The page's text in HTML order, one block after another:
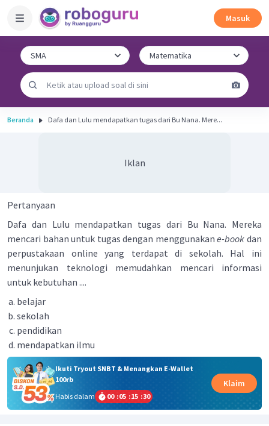
Masuk
Beranda Dafa dan Lulu mendapatkan tugas dari Bu Nana. Mere...
Iklan
Pertanyaan
Dafa dan Lulu mendapatkan tugas dari Bu Nana. Mereka
mencari bahan untuk tugas dengan menggunakane-book dan
perpustakaan online yang terdapat di sekolah. Hal ini
menunjukan teknologi memudahkan mencari informasi
untuk kebutuhan ....
belajar
sekolah
pendidikan
mendapatkan ilmu
Ikuti Tryout SNBT & Menangkan E-Wallet
100rb
Habis dalam
00 :05 :15 :30
Klaim